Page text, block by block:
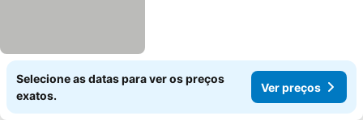
Selecione as datas para ver os preços
exatos.
Ver preços